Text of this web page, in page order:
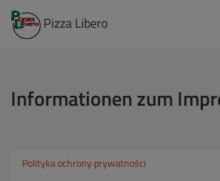
Pizza Libero
Informationen zum
Polityka ochrony prywatności